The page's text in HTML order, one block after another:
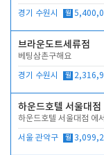
경기 수원시 월
브라운도트세류점
베팅삼촌구해요
경기 수원시 월
하운드호텔 서울대점
하운드호텔 서울대점 에
서울 관악구 월